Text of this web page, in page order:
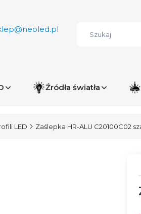
Źródła światła
LED Zaślepka HR-ALU C20100C02